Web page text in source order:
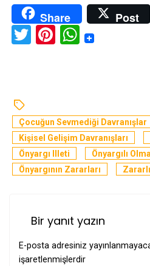
Share Post
Twitter
Pinterest
Çocuğun Sevmediği Davranışlar
Kişisel Gelişim Davranışları
Önyargı Illeti
Önyargılı
Önyargının Zararları
Bir yanıt yazın
E-posta adresiniz
işaretlenmişlerdir